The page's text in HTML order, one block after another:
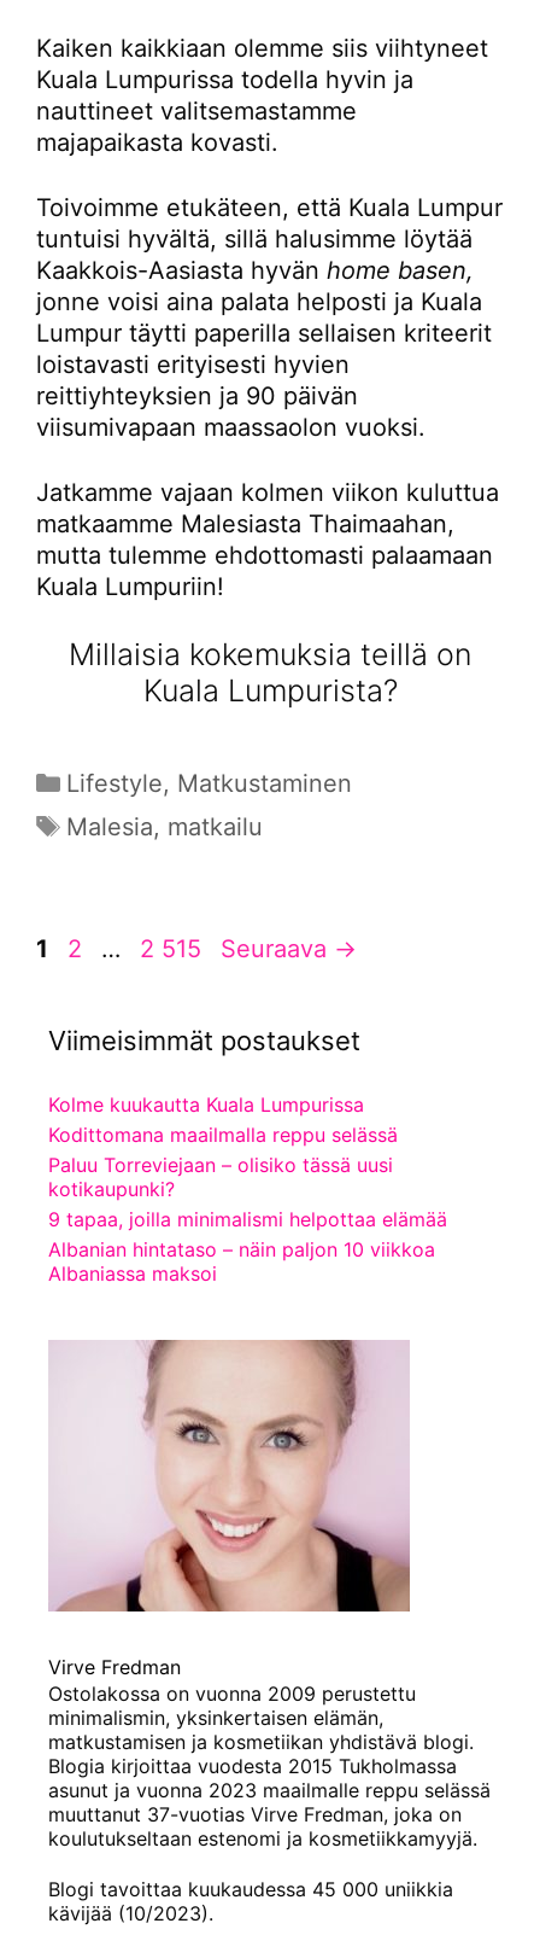
Kaiken kaikkiaan olemme siis viihtyneet
Kuala Lumpurissa todella hyvin ja
nauttineet valitsemastamme
majapaikasta kovasti.
Toivoimme etukäteen, että Kuala Lumpur
tuntuisi hyvältä, sillä halusimme löytää
Kaakkois-Aasiasta hyvän home basen,
jonne voisi aina palata helposti ja Kuala
Lumpur täytti paperilla sellaisen kriteerit
loistavasti erityisesti hyvien
reittiyhteyksien ja 90 päivän
viisumivapaan maassaolon vuoksi.
Jatkamme vajaan kolmen viikon kuluttua
matkaamme Malesiasta Thaimaahan,
mutta tulemme ehdottomasti palaamaan
Kuala Lumpuriin!
Millaisia kokemuksia teillä on
Kuala Lumpurista?
Kategoriat
Lifestyle, Matkustaminen
Avainsanat
Malesia, matkailu
Sivu
1 Sivu
2 … Sivu
2 515 Seuraava →
Viimeisimmät postaukset
Kolme kuukautta Kuala Lumpurissa
Kodittomana maailmalla reppu selässä
Paluu Torreviejaan – olisiko tässä uusi
kotikaupunki?
9 tapaa, joilla minimalismi helpottaa elämää
Albanian hintataso – näin paljon 10 viikkoa
Albaniassa maksoi
Virve Fredman
Ostolakossa on vuonna 2009 perustettu
minimalismin, yksinkertaisen elämän,
matkustamisen ja kosmetiikan yhdistävä blogi.
Blogia kirjoittaa vuodesta 2015 Tukholmassa
asunut ja vuonna 2023 maailmalle reppu selässä
muuttanut 37-vuotias Virve Fredman, joka on
koulutukseltaan estenomi ja kosmetiikkamyyjä.
Blogi tavoittaa kuukaudessa 45 000 uniikkia
kävijää (10/2023).